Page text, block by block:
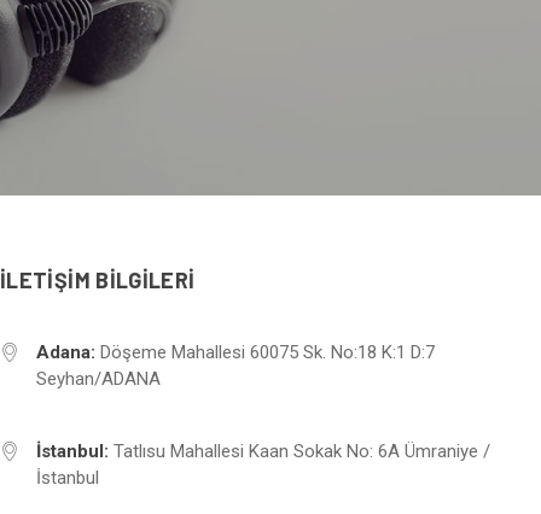
İLETİŞİM BİLGİLERİ
Adana: Döşeme Mahallesi 60075 Sk. No:18 K:1 D:7
Seyhan/ADANA
İstanbul: Tatlısu Mahallesi Kaan Sokak No: 6A Ümraniye /
İstanbul